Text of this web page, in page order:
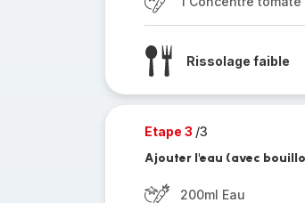
Rissolage faible
Etape 3 /3
Ajouter l'eau (avec
200ml Eau